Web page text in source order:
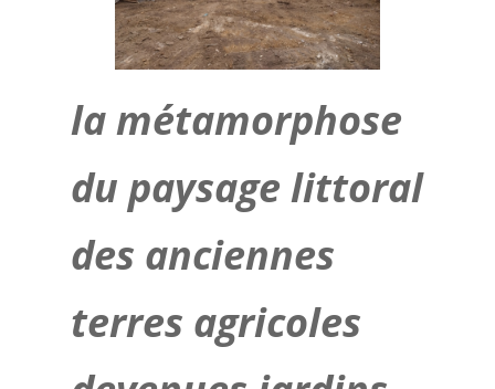
la métamorphose
du paysage littoral
des anciennes
terres agricoles